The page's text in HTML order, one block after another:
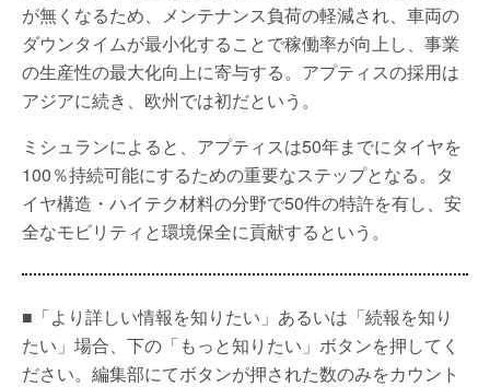
が無くなるため、メンテナンス負荷の軽減され、車両の
ダウンタイムが最小化することで稼働率が向上し、事業
の生産性の最大化向上に寄与する。アプティスの採用は
アジアに続き、欧州では初だという。
ミシュランによると、アプティスは50年までにタイヤを
100％持続可能にするための重要なステップとなる。タ
イヤ構造・ハイテク材料の分野で50件の特許を有し、安
全なモビリティと環境保全に貢献するという。
■「より詳しい情報を知りたい」あるいは「続報を知り
たい」場合、下の「もっと知りたい」ボタンを押してく
ださい。編集部にてボタンが押された数のみをカウント